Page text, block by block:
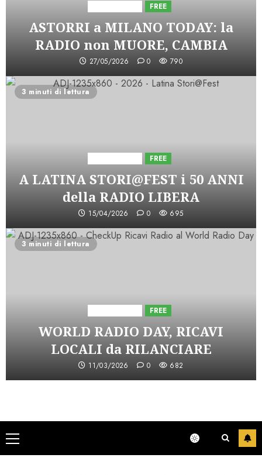
FREE
ASTORRI a MILANO TODAY: la
RADIO non MUORE, CAMBIA
27/05/2026 0 790
3 minuti di lettura
FREE
A LATINA STORI@FEST i 50 ANNI
della RADIO LIBERA
15/04/2026 0 695
3 minuti di lettura
FREE
WORLD RADIO DAY, RICAVI
LOCALI da RILANCIARE
11/03/2026 0 682
Menu
principale